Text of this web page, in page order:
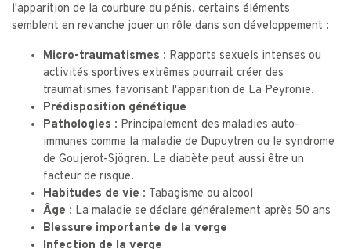
l'apparition de la courbure du pénis, certains éléments
semblent en revanche jouer un rôle dans son développement :
Micro-traumatismes : Rapports sexuels intenses ou
activités sportives extrêmes pourrait créer des
traumatismes favorisant l'apparition de La Peyronie.
Prédisposition génétique
Pathologies : Principalement des maladies auto-
immunes comme la maladie de Dupuytren ou le syndrome
de Goujerot-Sjögren. Le diabète peut aussi être un
facteur de risque.
Habitudes de vie : Tabagisme ou alcool
Âge : La maladie se déclare généralement après 50 ans
Blessure importante de la verge
Infection de la verge